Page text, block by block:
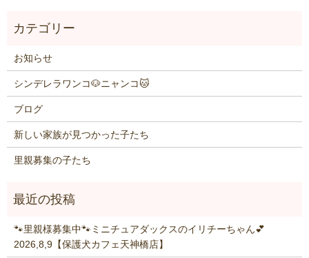
お知らせ
シンデレラワンコ🐶ニャンコ🐱
ブログ
新しい家族が見つかった子たち
里親募集の子たち
🐾里親様募集中🐾ミニチュアダックスのイリチーちゃん💕
2026,8,9【保護犬カフェ天神橋店】